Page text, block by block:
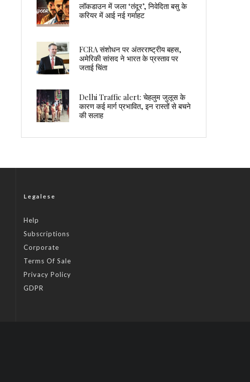
लॉकडाउन में जला ‘तंदूर’, निवेदिता बसु के
करियर में आई नई गर्माहट
FCRA संशोधन पर अंतरराष्ट्रीय बहस,
अमेरिकी सांसद ने भारत के प्रस्ताव पर
जताई चिंता
Delhi Traffic alert: चेहलुम जुलूस के
कारण कई मार्ग प्रभावित, इन रास्तों से बचने
की सलाह
Legalese
Help
Subscriptions
Corporate
Terms Of Sale
Privacy Policy
GDPR